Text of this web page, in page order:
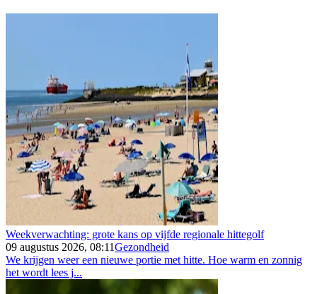
Weekverwachting: grote kans op vijfde regionale hittegolf
09 augustus 2026, 08:11Gezondheid
We krijgen weer een nieuwe portie met hitte. Hoe warm en zonnig
het wordt lees j...